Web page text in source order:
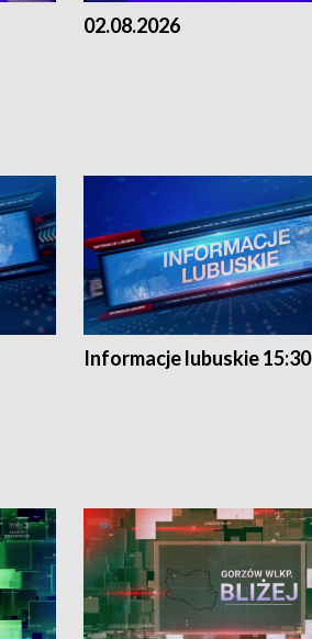
02.08.2026
Informacje lubuskie 15:30